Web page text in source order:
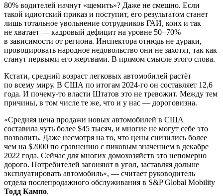
80% водителей начнут «щемить»? Даже не смешно. Если
такой идиотский приказ и поступит, его результатом станет
лишь тотальное увольнение сотрудников ГАИ, коих и так
не хватает — кадровый дефицит на уровне 50−70%
в зависимости от региона. Инспектора отнюдь не дураки,
провоцировать народное недовольство они не захотят, так как
станут первыми его жертвами. В прямом смысле этого слова.
Кстати, средний возраст легковых автомобилей растёт
по всему миру. В США по итогам 2024-го он составляет 12,6
года. И почему-то власти Штатов это не тревожит. Между тем
причины, в том числе те же, что и у нас — дороговизна.
«Средняя цена продажи новых автомобилей в США
составила чуть более $45 тысяч, и многие не могут себе это
позволить. Даже несмотря на то, что цены снизились более
чем на $2000 по сравнению с пиковым значением в декабре
2022 года. Сейчас для многих домохозяйств это непомерно
дорого. Потребителей загоняют в угол, заставляя дольше
эксплуатировать автомобиль», — считает руководитель
отдела послепродажного обслуживания в S&P Global Mobility
Тодд Кампо.